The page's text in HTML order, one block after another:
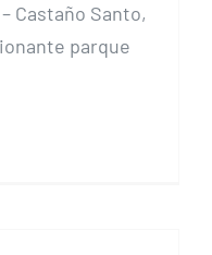
Castaño Santo,
parque